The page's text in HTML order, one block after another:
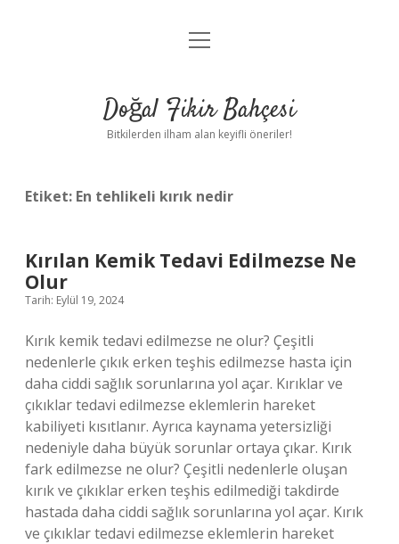
Anasayfa
Yasal Uyarı
menüyü
Doğal Fikir Bahçesi
Bitkilerden ilham alan keyifli öneriler!
Etiket: En tehlikeli kırık nedir
Kırılan Kemik Tedavi Edilmezse Ne
Olur
Tarih: Eylül 19, 2024
Kırık kemik tedavi edilmezse ne olur? Çeşitli
nedenlerle çıkık erken teşhis edilmezse hasta için
daha ciddi sağlık sorunlarına yol açar. Kırıklar ve
çıkıklar tedavi edilmezse eklemlerin hareket
kabiliyeti kısıtlanır. Ayrıca kaynama yetersizliği
nedeniyle daha büyük sorunlar ortaya çıkar. Kırık
fark edilmezse ne olur? Çeşitli nedenlerle oluşan
kırık ve çıkıklar erken teşhis edilmediği takdirde
hastada daha ciddi sağlık sorunlarına yol açar. Kırık
ve çıkıklar tedavi edilmezse eklemlerin hareket